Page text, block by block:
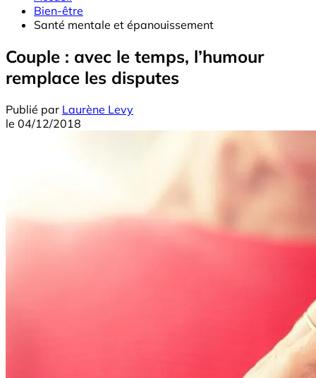
Bien-être
Santé mentale et épanouissement
Couple : avec le temps, l’humour
remplace les disputes
Publié par Laurène Levy
le 04/12/2018